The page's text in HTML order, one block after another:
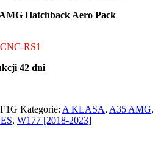
Hatchback Aero Pack
RS1
42 dni
Kategorie: A KLASA, A35 AMG,
, W177 [2018-2023]